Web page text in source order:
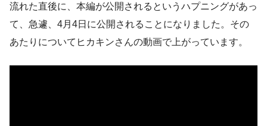
流れた直後に、本編が公開されるというハプニングがあっ
て、急遽、4月4日に公開されることになりました。その
あたりについてヒカキンさんの動画で上がっています。